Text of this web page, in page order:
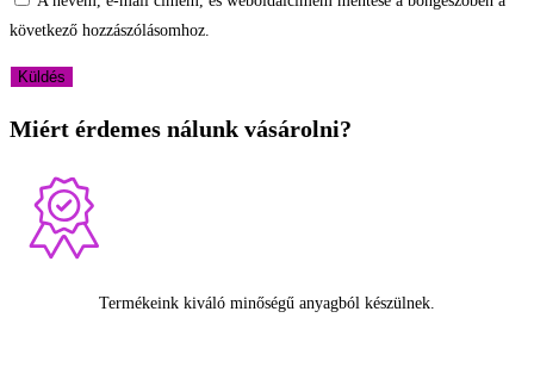
következő hozzászólásomhoz.
Miért érdemes nálunk vásárolni?
Termékeink kiváló minőségű anyagból készülnek.